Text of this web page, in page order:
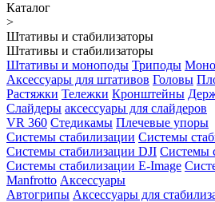
Каталог
>
Штативы и стабилизаторы
Штативы и стабилизаторы
Штативы и моноподы Триподы
Аксессуары для штативов Головы
Растяжки Тележки Кронштейны
Слайдеры аксессуары для слайдеров
VR 360 Стедикамы Плечевые упоры
Системы стабилизации Системы
Системы стабилизации DJI Системы
Системы стабилизации E-Image
Manfrotto Аксессуары
Автогрипы Аксессуары для